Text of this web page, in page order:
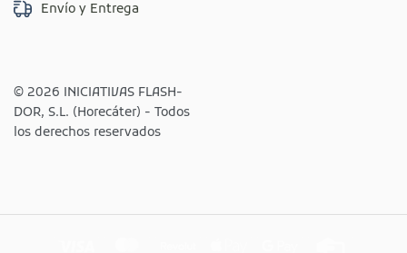
Envío y Entrega
© 2026 INICIATIVAS FLASH-
DOR, S.L. (Horecáter) - Todos
los derechos reservados